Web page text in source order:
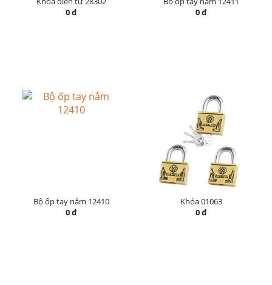
0 đ
0 đ
Bộ ốp tay nắm 12410
0 đ
Khóa 01063
0 đ